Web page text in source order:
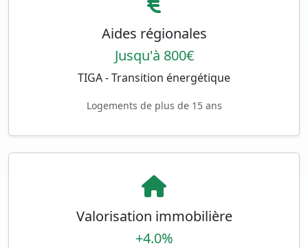
Aides régionales
Jusqu'à 800€
TIGA - Transition énergétique
Logements de plus de 15 ans
Valorisation immobilière
+4.0%